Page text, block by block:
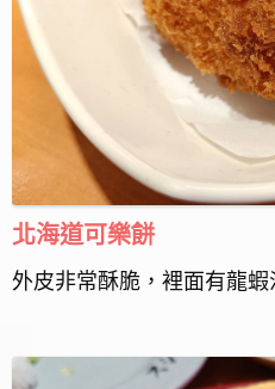
北海道可樂餅
外皮非常酥脆，裡面有龍蝦